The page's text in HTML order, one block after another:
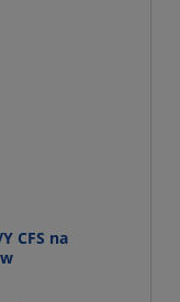
CFS na